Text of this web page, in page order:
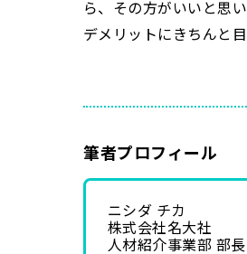
ら、その方がいいと思
デメリットにきちんと
筆者プロフィール
ニシダ チカ
株式会社名大社
人材紹介事業部 部長